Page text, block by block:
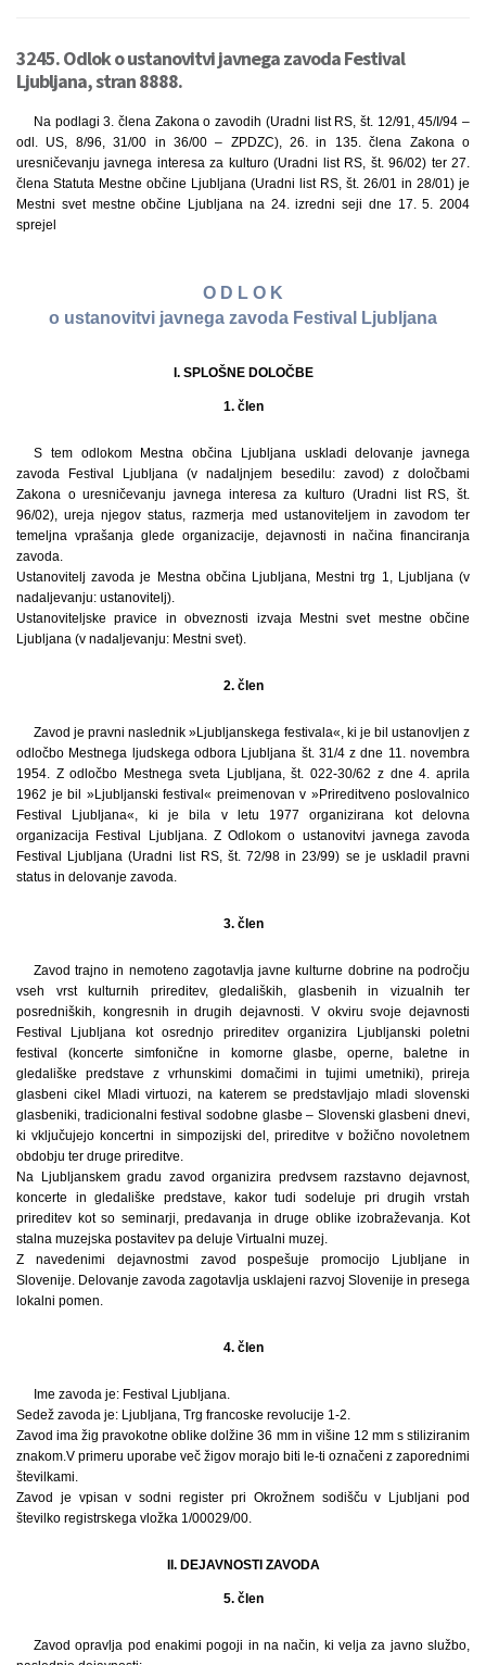
3245. Odlok o ustanovitvi javnega zavoda Festival
Ljubljana, stran 8888.
Na podlagi 3. člena Zakona o zavodih (Uradni list RS, št. 12/91, 45/I/94 –
odl. US, 8/96, 31/00 in 36/00 – ZPDZC), 26. in 135. člena Zakona o
uresničevanju javnega interesa za kulturo (Uradni list RS, št. 96/02) ter 27.
člena Statuta Mestne občine Ljubljana (Uradni list RS, št. 26/01 in 28/01) je
Mestni svet mestne občine Ljubljana na 24. izredni seji dne 17. 5. 2004
sprejel
O D L O K
o ustanovitvi javnega zavoda Festival Ljubljana
I. SPLOŠNE DOLOČBE
1. člen
S tem odlokom Mestna občina Ljubljana uskladi delovanje javnega
zavoda Festival Ljubljana (v nadaljnjem besedilu: zavod) z določbami
Zakona o uresničevanju javnega interesa za kulturo (Uradni list RS, št.
96/02), ureja njegov status, razmerja med ustanoviteljem in zavodom ter
temeljna vprašanja glede organizacije, dejavnosti in načina financiranja
zavoda.
Ustanovitelj zavoda je Mestna občina Ljubljana, Mestni trg 1, Ljubljana (v
nadaljevanju: ustanovitelj).
Ustanoviteljske pravice in obveznosti izvaja Mestni svet mestne občine
Ljubljana (v nadaljevanju: Mestni svet).
2. člen
Zavod je pravni naslednik »Ljubljanskega festivala«, ki je bil ustanovljen z
odločbo Mestnega ljudskega odbora Ljubljana št. 31/4 z dne 11. novembra
1954. Z odločbo Mestnega sveta Ljubljana, št. 022-30/62 z dne 4. aprila
1962 je bil »Ljubljanski festival« preimenovan v »Prireditveno poslovalnico
Festival Ljubljana«, ki je bila v letu 1977 organizirana kot delovna
organizacija Festival Ljubljana. Z Odlokom o ustanovitvi javnega zavoda
Festival Ljubljana (Uradni list RS, št. 72/98 in 23/99) se je uskladil pravni
status in delovanje zavoda.
3. člen
Zavod trajno in nemoteno zagotavlja javne kulturne dobrine na področju
vseh vrst kulturnih prireditev, gledaliških, glasbenih in vizualnih ter
posredniških, kongresnih in drugih dejavnosti. V okviru svoje dejavnosti
Festival Ljubljana kot osrednjo prireditev organizira Ljubljanski poletni
festival (koncerte simfonične in komorne glasbe, operne, baletne in
gledališke predstave z vrhunskimi domačimi in tujimi umetniki), prireja
glasbeni cikel Mladi virtuozi, na katerem se predstavljajo mladi slovenski
glasbeniki, tradicionalni festival sodobne glasbe – Slovenski glasbeni dnevi,
ki vključujejo koncertni in simpozijski del, prireditve v božično novoletnem
obdobju ter druge prireditve.
Na Ljubljanskem gradu zavod organizira predvsem razstavno dejavnost,
koncerte in gledališke predstave, kakor tudi sodeluje pri drugih vrstah
prireditev kot so seminarji, predavanja in druge oblike izobraževanja. Kot
stalna muzejska postavitev pa deluje Virtualni muzej.
Z navedenimi dejavnostmi zavod pospešuje promocijo Ljubljane in
Slovenije. Delovanje zavoda zagotavlja usklajeni razvoj Slovenije in presega
lokalni pomen.
4. člen
Ime zavoda je: Festival Ljubljana.
Sedež zavoda je: Ljubljana, Trg francoske revolucije 1-2.
Zavod ima žig pravokotne oblike dolžine 36 mm in višine 12 mm s stiliziranim
znakom.V primeru uporabe več žigov morajo biti le-ti označeni z zaporednimi
številkami.
Zavod je vpisan v sodni register pri Okrožnem sodišču v Ljubljani pod
številko registrskega vložka 1/00029/00.
II. DEJAVNOSTI ZAVODA
5. člen
Zavod opravlja pod enakimi pogoji in na način, ki velja za javno službo,